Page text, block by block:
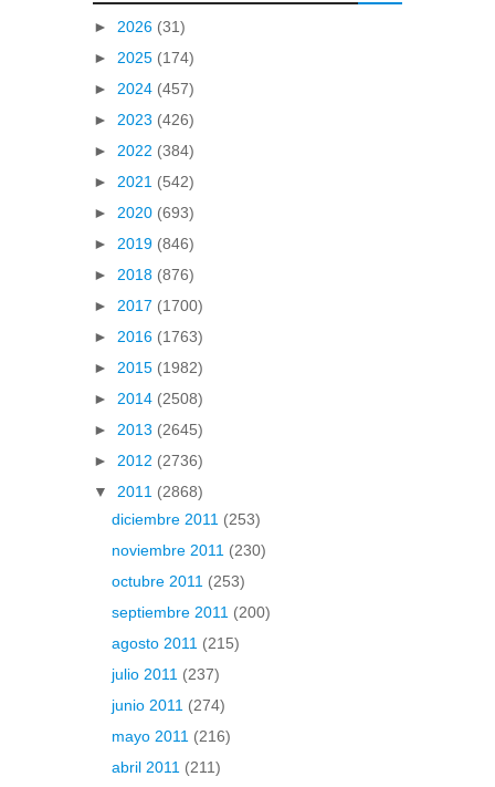
► 2026 (31)
► 2025 (174)
► 2024 (457)
► 2023 (426)
► 2022 (384)
► 2021 (542)
► 2020 (693)
► 2019 (846)
► 2018 (876)
► 2017 (1700)
► 2016 (1763)
► 2015 (1982)
► 2014 (2508)
► 2013 (2645)
► 2012 (2736)
▼ 2011 (2868)
diciembre 2011 (253)
noviembre 2011 (230)
octubre 2011 (253)
septiembre 2011 (200)
agosto 2011 (215)
julio 2011 (237)
junio 2011 (274)
mayo 2011 (216)
abril 2011 (211)